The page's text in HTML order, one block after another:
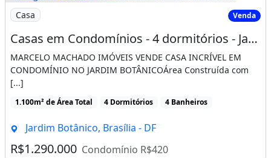
Imagem: Casas em Condomínios - 4 dormitórios
Casa Venda
Casas em Condomínios - 4 dormitórios - Jardim Botânico
MARCELO MACHADO IMÓVEIS VENDE CASA INCRÍVEL EM
CONDOMÍNIO NO JARDIM BOTÂNICOÁrea Construída com
[...]
1.100m² de Área Total 4 Dormitórios 4 Banheiros
Jardim Botânico, Brasília - DF
R$1.290.000 Condomínio R$420